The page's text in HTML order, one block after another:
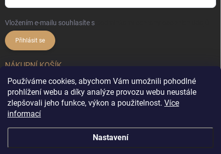
Používáme cookies, abychom Vám umožnili pohodlné
prohlížení webu a díky analýze provozu webu neustále
zlepšovali jeho funkce, výkon a použitelnost. Více
informací
Nastavení
Vložením e-mailu souhlasíte s
Přihlásit se
NÁKUPNÍ KOŠÍK
0ks /0 Kč
. Všechna práva vyhrazena.